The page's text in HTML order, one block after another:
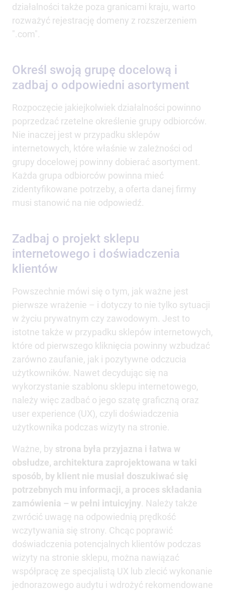
działalności także poza granicami kraju, warto
rozważyć rejestrację domeny z rozszerzeniem
".com".
Określ swoją grupę docelową i
zadbaj o odpowiedni asortyment
Rozpoczęcie jakiejkolwiek działalności powinno
poprzedzać rzetelne określenie grupy odbiorców.
Nie inaczej jest w przypadku sklepów
internetowych, które właśnie w zależności od
grupy docelowej powinny dobierać asortyment.
Każda grupa odbiorców powinna mieć
zidentyfikowane potrzeby, a oferta danej firmy
musi stanowić na nie odpowiedź.
Zadbaj o projekt sklepu
internetowego i doświadczenia
klientów
Powszechnie mówi się o tym, jak ważne jest
pierwsze wrażenie – i dotyczy to nie tylko sytuacji
w życiu prywatnym czy zawodowym. Jest to
istotne także w przypadku sklepów internetowych,
które od pierwszego kliknięcia powinny wzbudzać
zarówno zaufanie, jak i pozytywne odczucia
użytkowników. Nawet decydując się na
wykorzystanie szablonu sklepu internetowego,
należy więc zadbać o jego szatę graficzną oraz
user experience (UX), czyli doświadczenia
użytkownika podczas wizyty na stronie.
Ważne, by strona była przyjazna i łatwa w
obsłudze, architektura zaprojektowana w taki
sposób, by klient nie musiał doszukiwać się
potrzebnych mu informacji, a proces składania
zamówienia – w pełni intuicyjny. Należy także
zwrócić uwagę na odpowiednią prędkość
wczytywania się strony. Chcąc poprawić
doświadczenia potencjalnych klientów podczas
wizyty na stronie sklepu, można nawiązać
współpracę ze specjalistą UX lub zlecić wykonanie
jednorazowego audytu i wdrożyć rekomendowane